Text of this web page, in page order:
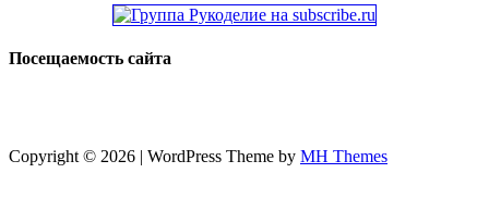
Посещаемость сайта
Copyright © 2026 | WordPress Theme by MH Themes